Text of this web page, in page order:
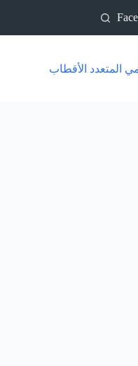
المتعدد الأقطاب